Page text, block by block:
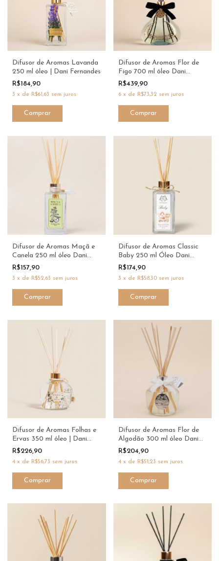
Difusor de Aromas Lavanda
250 ml óleo | Dani Fernandes
R$184,90
3 x de R$61,63 sem juros
Difusor de Aromas Flor de
Figo 700 ml óleo Dani
Fernandes
R$439,90
6 x de R$73,32 sem juros
Difusor de Aromas Maçã e
Canela 250 ml óleo Dani
Fernandes
R$157,90
3 x de R$52,63 sem juros
Difusor de Aromas Classic
Baby 250 ml Óleo Dani
Fernandes
R$174,90
3 x de R$58,30 sem juros
Difusor de Aromas Folhas e
Ervas 350 ml óleo | Dani
Fernandes
R$226,90
4 x de R$56,73 sem juros
Difusor de Aromas Flor de
Algodão 300 ml óleo Dani
Fernandes
R$204,90
4 x de R$51,23 sem juros